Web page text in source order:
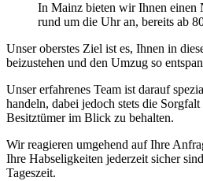
In Mainz bieten wir Ihnen einen
rund um die Uhr an, bereits ab
Unser oberstes Ziel ist es, Ihnen in
beizustehen und den Umzug so
Unser erfahrenes Team ist darauf
handeln, dabei jedoch stets die
Besitztümer im Blick zu behalten.
Wir reagieren umgehend auf Ihre
Ihre Habseligkeiten jederzeit sicher
Tageszeit.